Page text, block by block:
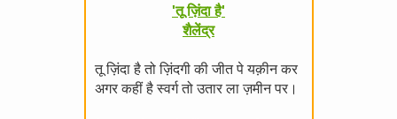
'तू ज़िंदा है'
शैलेंद्र
तू ज़िंदा है तो ज़िंदगी की जीत पे यक़ीन कर
अगर कहीं है स्वर्ग तो उतार ला ज़मीन पर।